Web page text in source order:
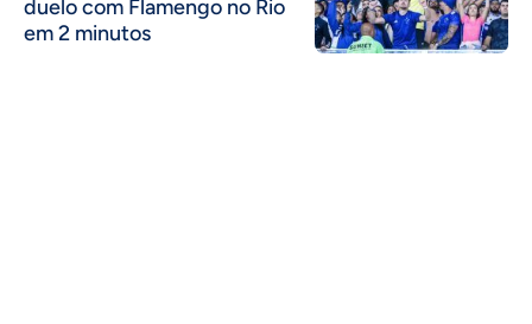
duelo com Flamengo no Rio
em 2 minutos